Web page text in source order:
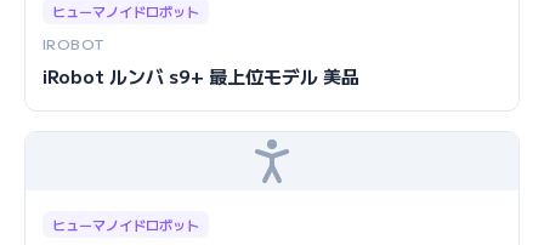
ヒューマノイドロボット
IROBOT
iRobot ルンバ s9+ 最上位モデル 美品
ヒューマノイドロボット